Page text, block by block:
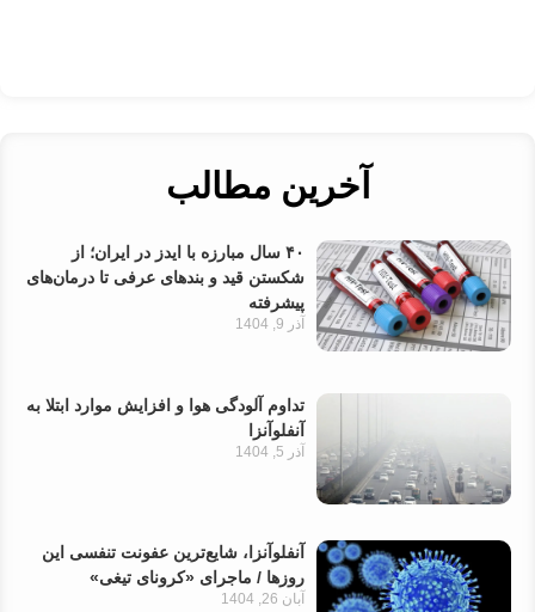
آخرین مطالب
۴۰ سال مبارزه با ایدز در ایران؛ از
شکستن قید و بندهای عرفی تا درمان‌های
پیشرفته
آذر 9, 1404
تداوم آلودگی هوا و افزایش موارد ابتلا به
آنفلوآنزا
آذر 5, 1404
آنفلوآنزا، شایع‌ترین عفونت تنفسی این
روزها / ماجرای «کرونای تیغی»
آبان 26, 1404